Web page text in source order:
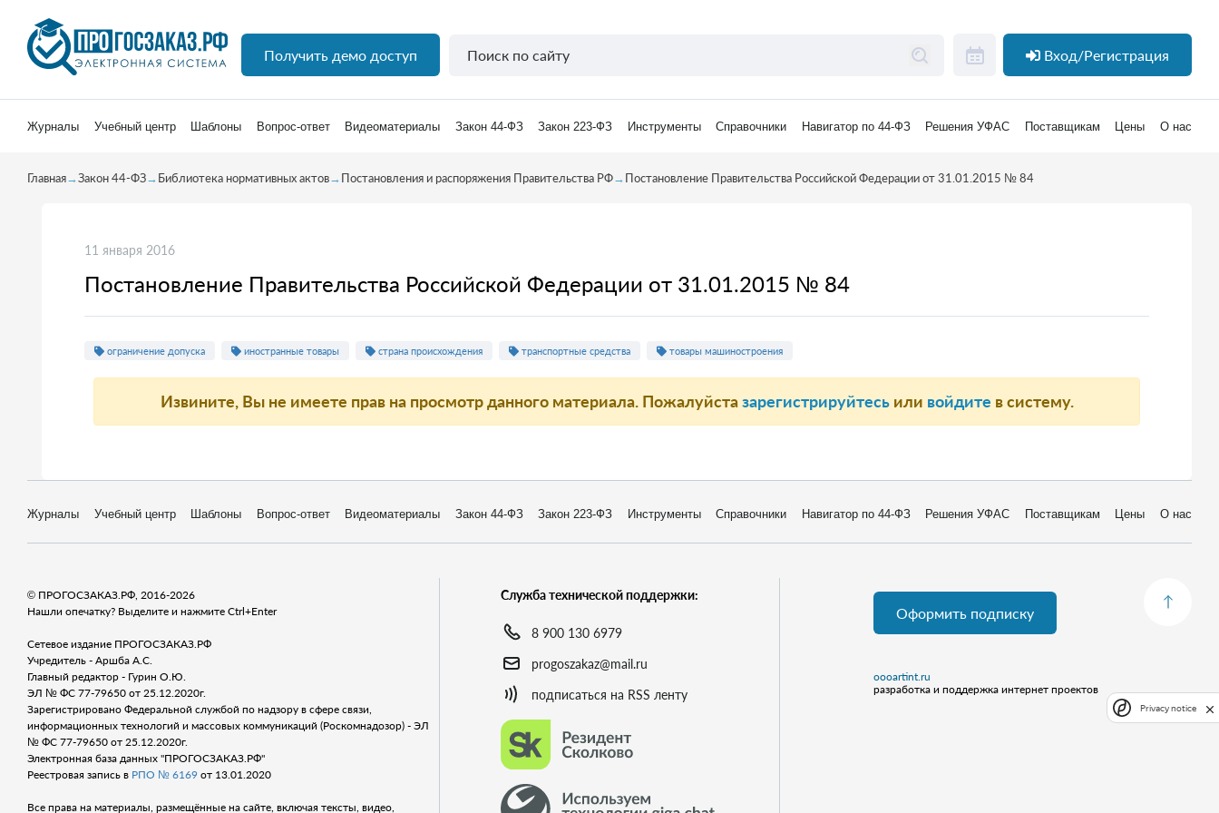
Получить демо доступ Вход/Регистрация
Журналы Учебный центр Шаблоны Вопрос-ответ Видеоматериалы Закон 44-ФЗ Закон 223-ФЗ Инструменты Справочники Навигатор по 44-ФЗ Решения УФАС Поставщикам Цены О нас
Главная→Закон 44-ФЗ→Библиотека нормативных актов→Постановления и распоряжения Правительства РФ→Постановление Правительства Российской Федерации от 31.01.2015 № 84
11 января 2016
Постановление Правительства Российской Федерации от 31.01.2015 № 84
ограничение допуска иностранные товары страна происхождения транспортные средства товары машиностроения
Извините, Вы не имеете прав на просмотр данного материала. Пожалуйстазарегистрируйтесьили войдите в систему.
Журналы Учебный центр Шаблоны Вопрос-ответ Видеоматериалы Закон 44-ФЗ Закон 223-ФЗ Инструменты Справочники Навигатор по 44-ФЗ Решения УФАС Поставщикам Цены О нас
© ПРОГОСЗАКАЗ.РФ, 2016-2026
Нашли опечатку? Выделите и нажмите Ctrl+Enter
Сетевое издание ПРОГОСЗАКАЗ.РФ
Учредитель - Аршба А.С.
Главный редактор - Гурин О.Ю.
ЭЛ № ФС 77-79650 от 25.12.2020г.
Зарегистрировано Федеральной службой по надзору в сфере связи,
информационных технологий и массовых коммуникаций (Роскомнадозор) - ЭЛ
№ ФС 77-79650 от 25.12.2020г.
Электронная база данных "ПРОГОСЗАКАЗ.РФ"
Реестровая запись в РПО № 6169 от 13.01.2020
Все права на материалы, размещённые на сайте, включая тексты, видео,
Служба технической поддержки:
8 900 130 6979
progoszakaz@mail.ru
подписаться на RSS ленту
Оформить подписку
oooartint.ru
разработка и поддержка интернет проектов
Privacy notice